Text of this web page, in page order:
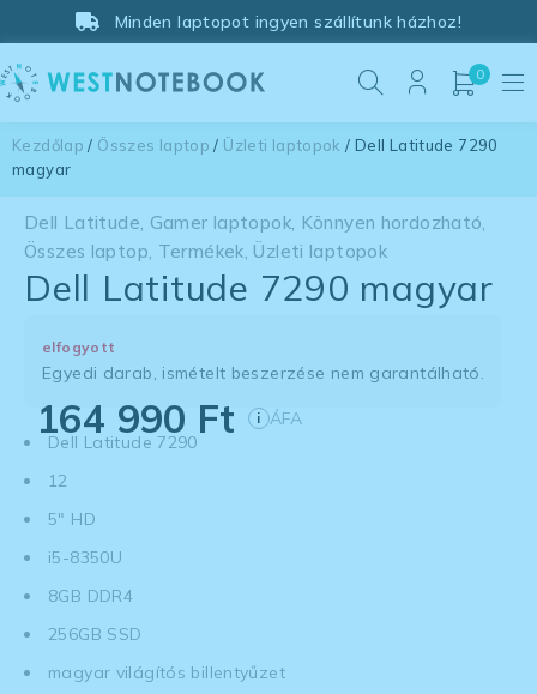
Minden laptopot ingyen szállítunk házhoz!
0
Kezdőlap / Összes laptop / Üzleti laptopok / Dell Latitude 7290
magyar
Dell Latitude, Gamer laptopok, Könnyen hordozható,
Összes laptop, Termékek, Üzleti laptopok
Dell Latitude 7290 magyar
elfogyott
Egyedi darab, ismételt beszerzése nem garantálható.
164 990 Ft i ÁFA
Dell Latitude 7290
12
5" HD
i5-8350U
8GB DDR4
256GB SSD
magyar világítós billentyűzet